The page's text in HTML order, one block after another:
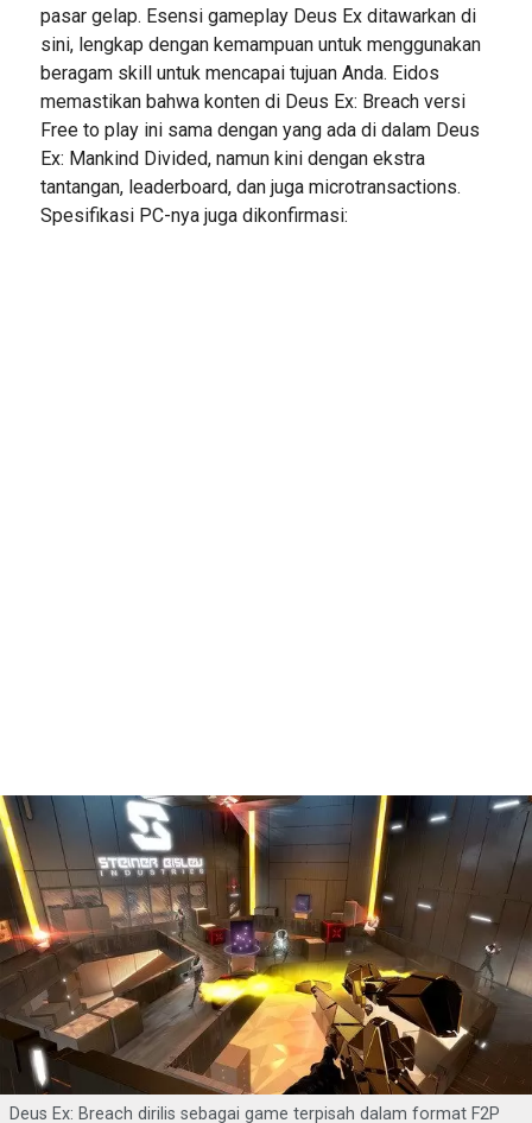
pasar gelap. Esensi gameplay Deus Ex ditawarkan di
sini, lengkap dengan kemampuan untuk menggunakan
beragam skill untuk mencapai tujuan Anda. Eidos
memastikan bahwa konten di Deus Ex: Breach versi
Free to play ini sama dengan yang ada di dalam Deus
Ex: Mankind Divided, namun kini dengan ekstra
tantangan, leaderboard, dan juga microtransactions.
Spesifikasi PC-nya juga dikonfirmasi:
Deus Ex: Breach dirilis sebagai game terpisah dalam format F2P